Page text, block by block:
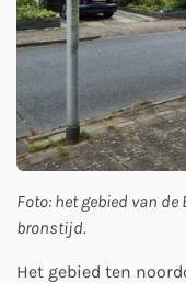
Foto: het gebied van
bronstijd.
Het gebied ten